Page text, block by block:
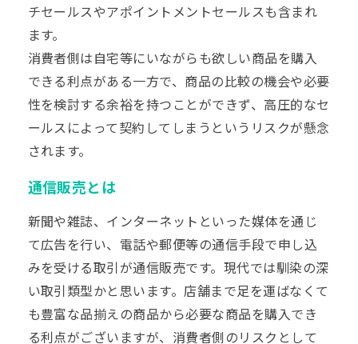
チセールスやアポイントメントセールスも含まれ
ます。
消費者側は自宅等にいながらも欲しい商品を購入
できる利点がある一方で、商品の比較の機会や必要
性を検討する余裕を持つことができず、高圧的なセ
ールスによって契約してしまうというリスクが懸念
されます。
通信販売とは
新聞や雑誌、インターネットといった媒体を通じ
て広告を行い、電話や郵便等の通信手段で申し込
みを受ける取引が通信販売です。現代では馴染の深
い取引類型かと思います。店舗まで足を運ばなくて
も豊富な品揃えの商品から必要な商品を購入でき
る利点がございますが、消費者側のリスクとして